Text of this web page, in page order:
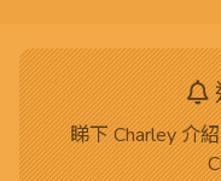
睇下 Charley 介